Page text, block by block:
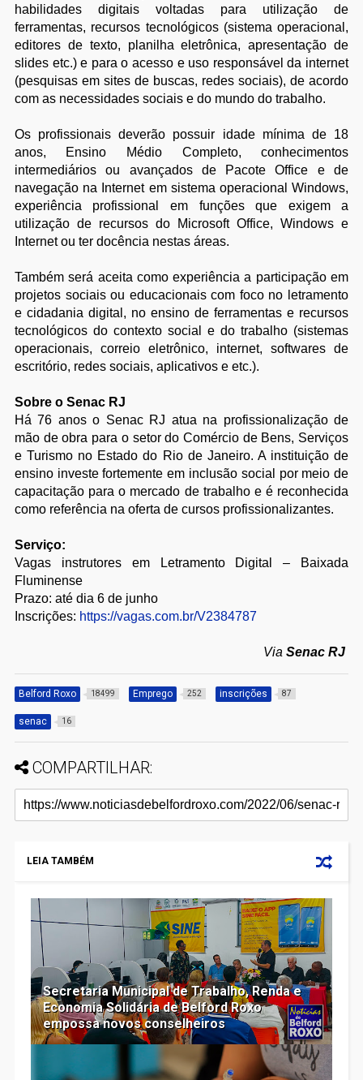
habilidades digitais voltadas para utilização de
ferramentas, recursos tecnológicos (sistema operacional,
editores de texto, planilha eletrônica, apresentação de
slides etc.) e para o acesso e uso responsável da internet
(pesquisas em sites de buscas, redes sociais), de acordo
com as necessidades sociais e do mundo do trabalho.
Os profissionais deverão possuir idade mínima de 18
anos, Ensino Médio Completo, conhecimentos
intermediários ou avançados de Pacote Office e de
navegação na Internet em sistema operacional Windows,
experiência profissional em funções que exigem a
utilização de recursos do Microsoft Office, Windows e
Internet ou ter docência nestas áreas.
Também será aceita como experiência a participação em
projetos sociais ou educacionais com foco no letramento
e cidadania digital, no ensino de ferramentas e recursos
tecnológicos do contexto social e do trabalho (sistemas
operacionais, correio eletrônico, internet, softwares de
escritório, redes sociais, aplicativos e etc.).
Sobre o Senac RJ
Há 76 anos o Senac RJ atua na profissionalização de
mão de obra para o setor do Comércio de Bens, Serviços
e Turismo no Estado do Rio de Janeiro. A instituição de
ensino investe fortemente em inclusão social por meio de
capacitação para o mercado de trabalho e é reconhecida
como referência na oferta de cursos profissionalizantes.
Serviço:
Vagas instrutores em Letramento Digital – Baixada
Fluminense
Prazo: até dia 6 de junho
Inscrições: https://vagas.com.br/V2384787
ViaSenac RJ
Belford Roxo 18499 Emprego 252 inscrições 87
senac 16
COMPARTILHAR:
LEIA TAMBÉM
Secretaria Municipal de Trabalho, Renda e
Economia Solidária de Belford Roxo
empossa novos conselheiros